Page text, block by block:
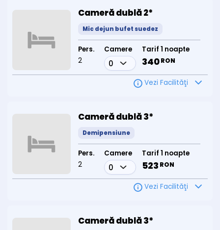
Cameră dublă 2*
Mic dejun bufet suedez
Pers.
2
Camere Tarif 1 noapte
340RON
Vezi Facilităţi
Cameră dublă 3*
Demipensiune
Pers.
2
Camere Tarif 1 noapte
523 RON
Vezi Facilităţi
Cameră dublă 3*